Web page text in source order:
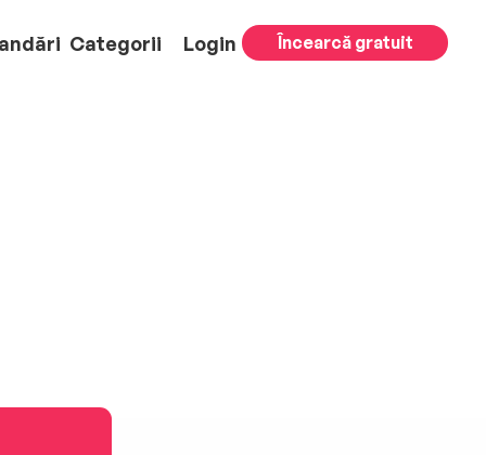
Categorii Login Încearcă gratuit